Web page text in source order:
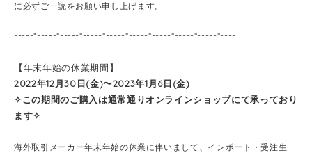
に必ずご一読をお願い申し上げます。
-----*-----*-----*-----*-----*-----*-----*-----*-----*----
【年末年始の休業期間】
2022年12月30日(金)〜2023年1月6日(金)
✧この期間のご購入は通常通りオンラインショップにて承っており
ます✧
海外取引メーカー年末年始の休業に伴いまして、インポート・受注生